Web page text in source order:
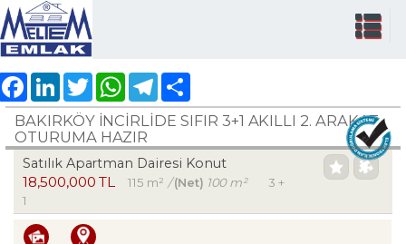
FacebookLinkedInTwitter WhatsAppTelegram
BAKIRKÖY İNCİRLİDE SIFIR 3+1 AKILLI 2. ARAKAT
OTURUMA HAZIR
Satılık Apartman Dairesi Konut
18,500,000 TL 115 m² /(Net) 100 m²
3 +
1